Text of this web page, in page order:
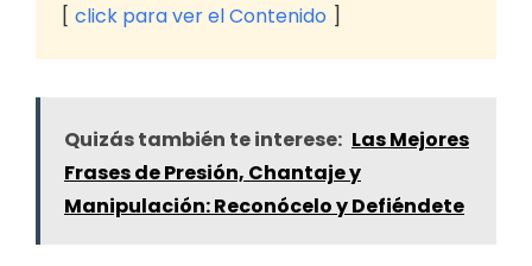
click para ver el Contenido
Quizás también te interese: Las Mejores
Frases de Presión, Chantaje y
Manipulación: Reconócelo y Defiéndete